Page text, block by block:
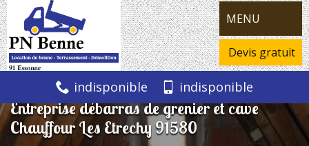
MENU
Devis gratuit
indisponible indisponible
Entreprise débarras de grenier et cave
Chauffour Les Etrechy 91580